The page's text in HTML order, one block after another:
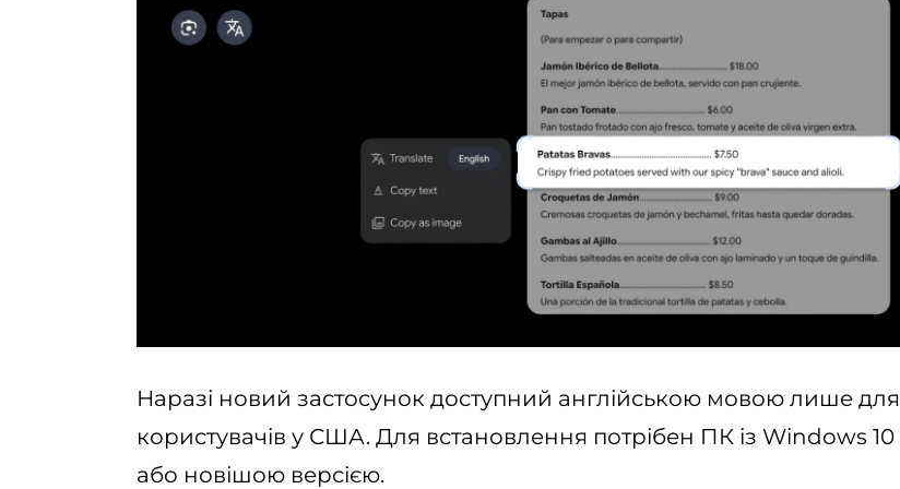
Наразі новий застосунок доступний англійською мовою лише для
користувачів у США. Для встановлення потрібен ПК із Windows 10
або новішою версією.